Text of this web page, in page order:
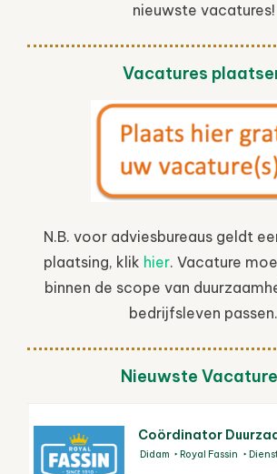
nieuwste vacatures!
Vacatures
N.B. voor adviesbureaus geldt
plaatsing, klik hier. Vacature
binnen de scope van
bedrijfsleven passen.
Nieuwste
Coördinator
Didam Royal Fassin